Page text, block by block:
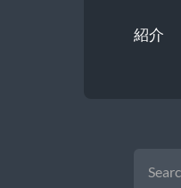
紹介
FOR: